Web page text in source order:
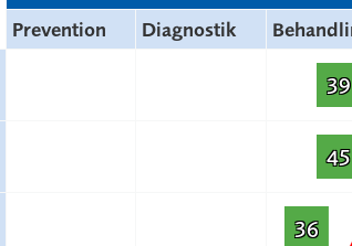
Prevention Diagnostik
39
45
36